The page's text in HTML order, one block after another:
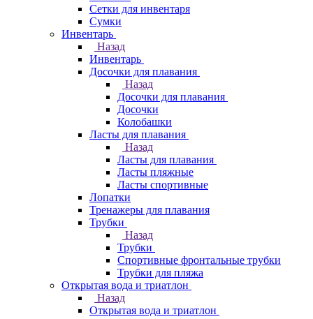
Сетки для инвентаря
Сумки
Инвентарь
Назад
Инвентарь
Досочки для плавания
Назад
Досочки для плавания
Досочки
Колобашки
Ласты для плавания
Назад
Ласты для плавания
Ласты пляжные
Ласты спортивные
Лопатки
Тренажеры для плавания
Трубки
Назад
Трубки
Спортивные фронтальные трубки
Трубки для пляжа
Открытая вода и триатлон
Назад
Открытая вода и триатлон